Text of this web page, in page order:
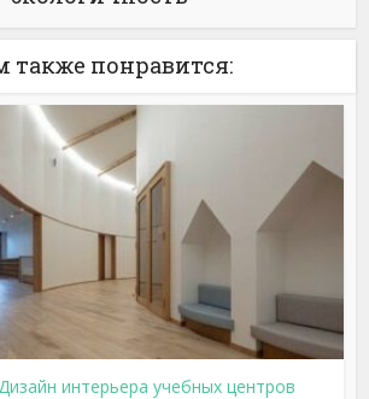
также понравится:
интерьера учебных центров